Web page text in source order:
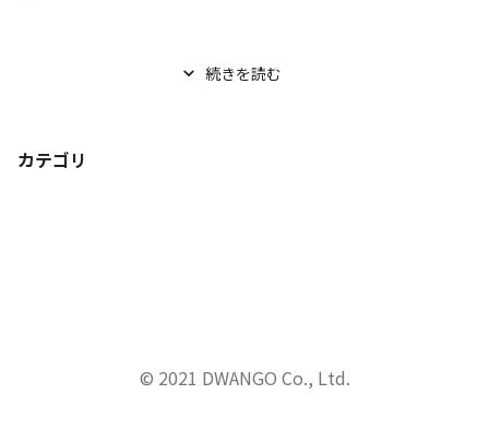
続きを読む
カテゴリ
© 2021 DWANGO Co., Ltd.